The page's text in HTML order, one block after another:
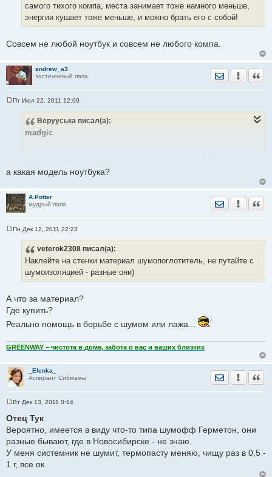
самого тихого компа, места занимает тоже намного меньше,
энергии кушает тоже меньше, и можно брать его с собой!
Совсем не любой ноутбук и совсем не любого компа.
andrew_a3
застенчивый папа
Отправить
Пт Июл 22, 2011 12:09
Верууська писал(а):
madgic
отрубаются по очереди
а какая модель ноутбука?
A.Potter
мудрый папа
Отправить
Пн Дек 12, 2011 22:23
veterok2308 писал(а):
Наклейте на стенки материал шумопоглотитель, не путайте с
шумоизоляцией - разные они)
А что за материал?
Где купить?
Реально помощь в борьбе с шумом или лажа...
GREENWAY – чистота в доме, забота о вас и ваших близких
_Elenka_
Аспирант Сибмамы
Отправить
о
б
е
н
е
Вт Дек 13, 2011 0:14
Отец Тук
Вероятно, имеется в виду что-то типа шумофф Герметон, они
разные бывают, где в Новосибирске - не знаю.
У меня системник не шумит, термопасту меняю, чищу раз в 0,5 -
1 г, все ок.